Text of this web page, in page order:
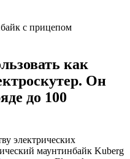
как
Он
до 100
электрических
маунтинбайк Kuberg